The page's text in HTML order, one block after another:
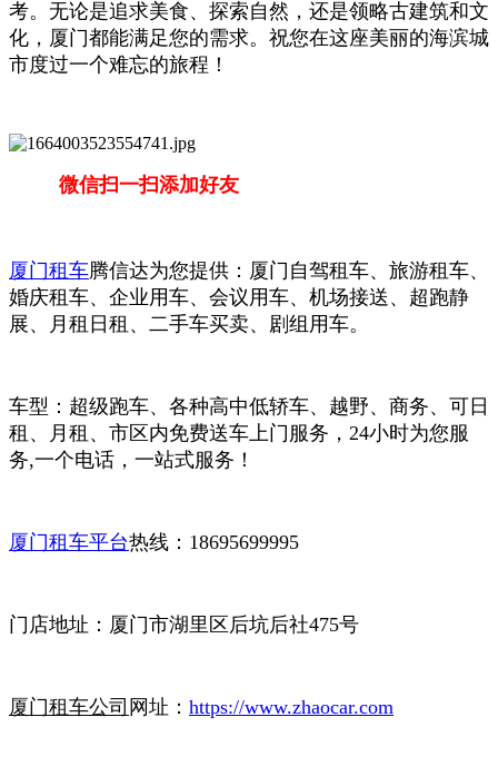
考。无论是追求美食、探索自然，还是领略古建筑和文
化，厦门都能满足您的需求。祝您在这座美丽的海滨城
市度过一个难忘的旅程！
微信扫一扫添加好友
厦门租车腾信达为您提供：厦门自驾租车、旅游租车、
婚庆租车、企业用车、会议用车、机场接送、超跑静
展、月租日租、二手车买卖、剧组用车。
车型：超级跑车、各种高中低轿车、越野、商务、可日
租、月租、市区内免费送车上门服务，24小时为您服
务,一个电话，一站式服务！
厦门租车平台热线：18695699995
门店地址：厦门市湖里区后坑后社475号
厦门租车公司 网址： https://www.zhaocar.com